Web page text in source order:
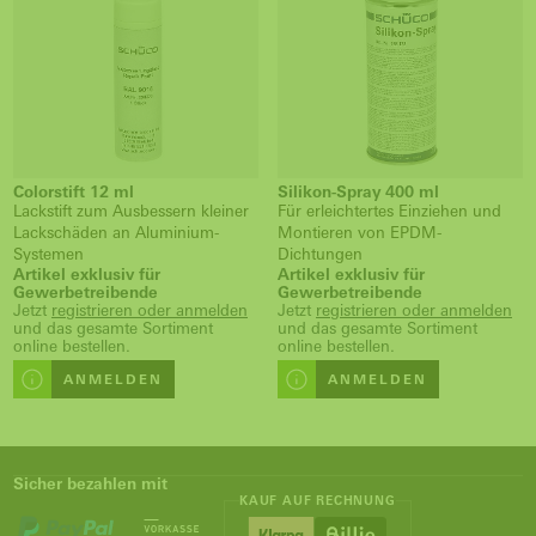
Colorstift 12 ml
Lackstift zum Ausbessern kleiner
Lackschäden an Aluminium-
Systemen
Artikel exklusiv für
Gewerbetreibende
Jetzt registrieren oder anmelden
und das gesamte Sortiment
online bestellen.
ANMELDEN
Silikon-Spray 400 ml
Für erleichtertes Einziehen und
Montieren von EPDM-
Dichtungen
Artikel exklusiv für
Gewerbetreibende
Jetzt registrieren oder anmelden
und das gesamte Sortiment
online bestellen.
ANMELDEN
Sicher bezahlen mit
KAUF AUF RECHNUNG